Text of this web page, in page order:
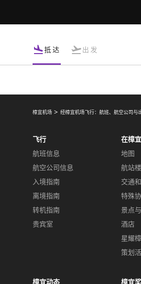
抵达 出发
樟宜机场 经樟宜机场飞行：航班、航空公司与
飞行
航班信息
航空公司信息
入境指南
离境指南
转机指南
贵宾室
在樟宜
地图
航站
交通
特殊
景点
酒店
星耀
策划
樟宜动态 樟宜